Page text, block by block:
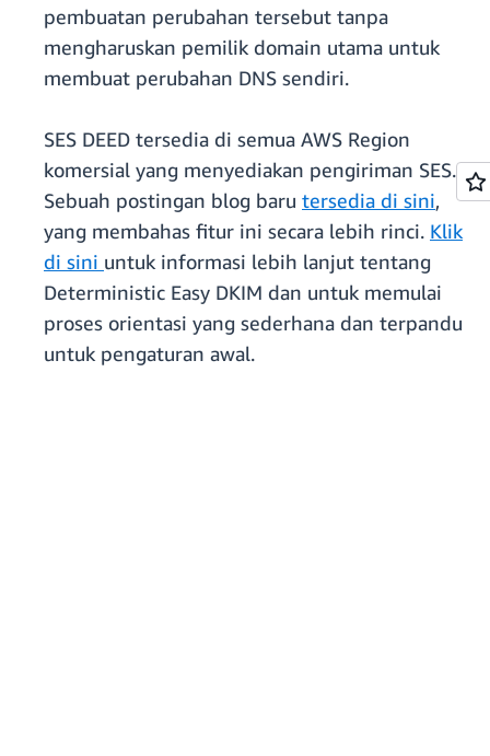
pembuatan perubahan tersebut tanpa
mengharuskan pemilik domain utama untuk
membuat perubahan DNS sendiri.
SES DEED tersedia di semua AWS Region
komersial yang menyediakan pengiriman SES.
Sebuah postingan blog baru tersedia di sini,
yang membahas fitur ini secara lebih rinci. Klik
di sini untuk informasi lebih lanjut tentang
Deterministic Easy DKIM dan untuk memulai
proses orientasi yang sederhana dan terpandu
untuk pengaturan awal.